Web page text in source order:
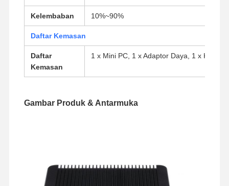
Kelembaban 10%~90%
Daftar Kemasan
Daftar
Kemasan
1 x Mini PC, 1 x Adaptor Daya, 1 x Kabel
Gambar Produk & Antarmuka